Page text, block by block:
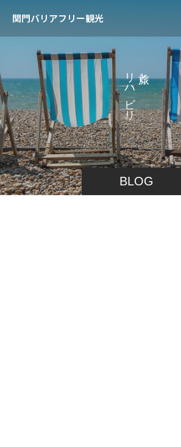
関門バリアフリー観光
BLOG
と
、
リ
ハ
ビ
リ
。